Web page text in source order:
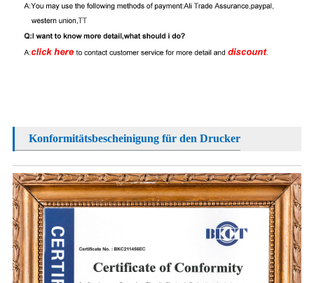
Konformitätsbescheinigung für den Drucker